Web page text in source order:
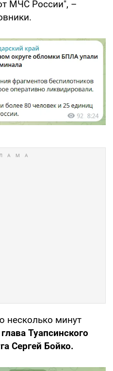
МЧС России", –
минут
глава Туапсинского
Сергей Бойко.